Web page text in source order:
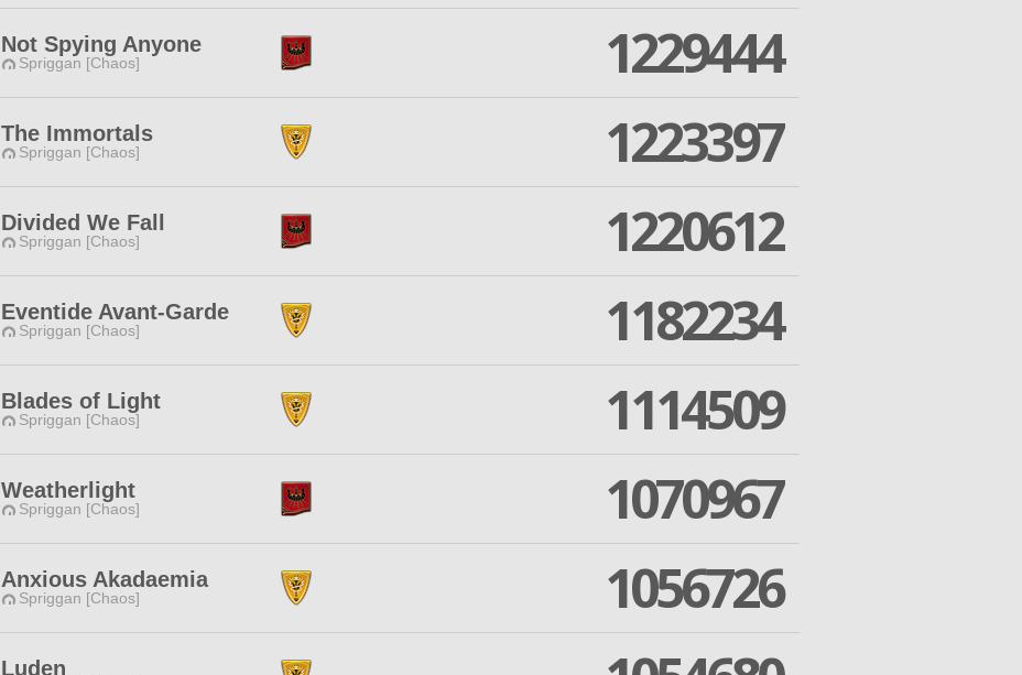
Not Spying Anyone
Spriggan [Chaos]
1229444
The Immortals
Spriggan [Chaos]
1223397
Divided We Fall
Spriggan [Chaos]
1220612
Eventide Avant-Garde
Spriggan [Chaos]
1182234
Blades of Light
Spriggan [Chaos]
1114509
Weatherlight
Spriggan [Chaos]
1070967
Anxious Akadaemia
Spriggan [Chaos]
1056726
Luden